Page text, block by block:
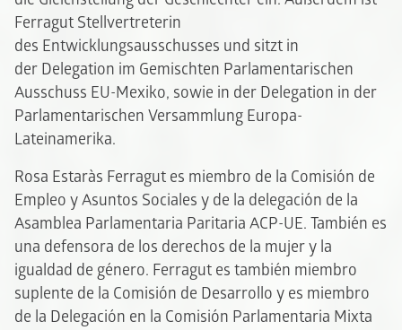
Ferragut Stellvertreterin
des Entwicklungsausschusses und sitzt in
der Delegation im Gemischten Parlamentarischen
Ausschuss EU-Mexiko, sowie in der Delegation in der
Parlamentarischen Versammlung Europa-
Lateinamerika.
Rosa Estaràs Ferragut es miembro de la Comisión de
Empleo y Asuntos Sociales y de la delegación de la
Asamblea Parlamentaria Paritaria ACP-UE. También es
una defensora de los derechos de la mujer y la
igualdad de género. Ferragut es también miembro
suplente de la Comisión de Desarrollo y es miembro
de la Delegación en la Comisión Parlamentaria Mixta